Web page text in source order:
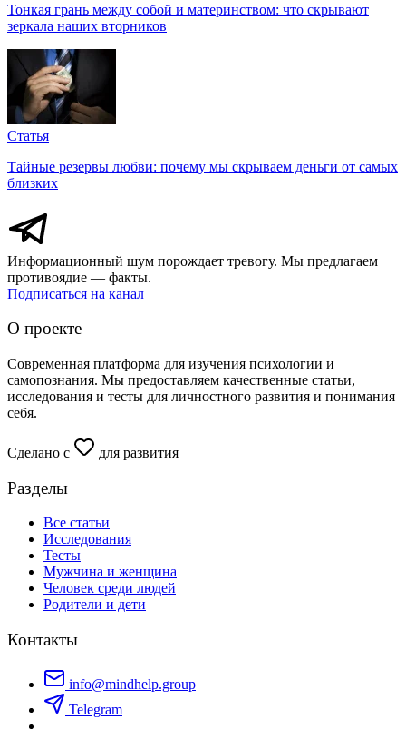
Тонкая грань между собой и материнством: что скрывают
зеркала наших вторников
Статья
Тайные резервы любви: почему мы скрываем деньги от самых
близких
Информационный шум порождает тревогу. Мы предлагаем
противоядие — факты.
Подписаться на канал
О проекте
Современная платформа для изучения психологии и
самопознания. Мы предоставляем качественные статьи,
исследования и тесты для личностного развития и понимания
себя.
Сделано с для развития
Разделы
Все статьи
Исследования
Тесты
Мужчина и женщина
Человек среди людей
Родители и дети
Контакты
info@mindhelp.group
Telegram